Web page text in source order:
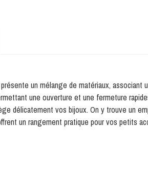
un mélange de matériaux,
une ouverture et une fermeture
délicatement vos bijoux. On y trouve un
un rangement pratique pour vos petits